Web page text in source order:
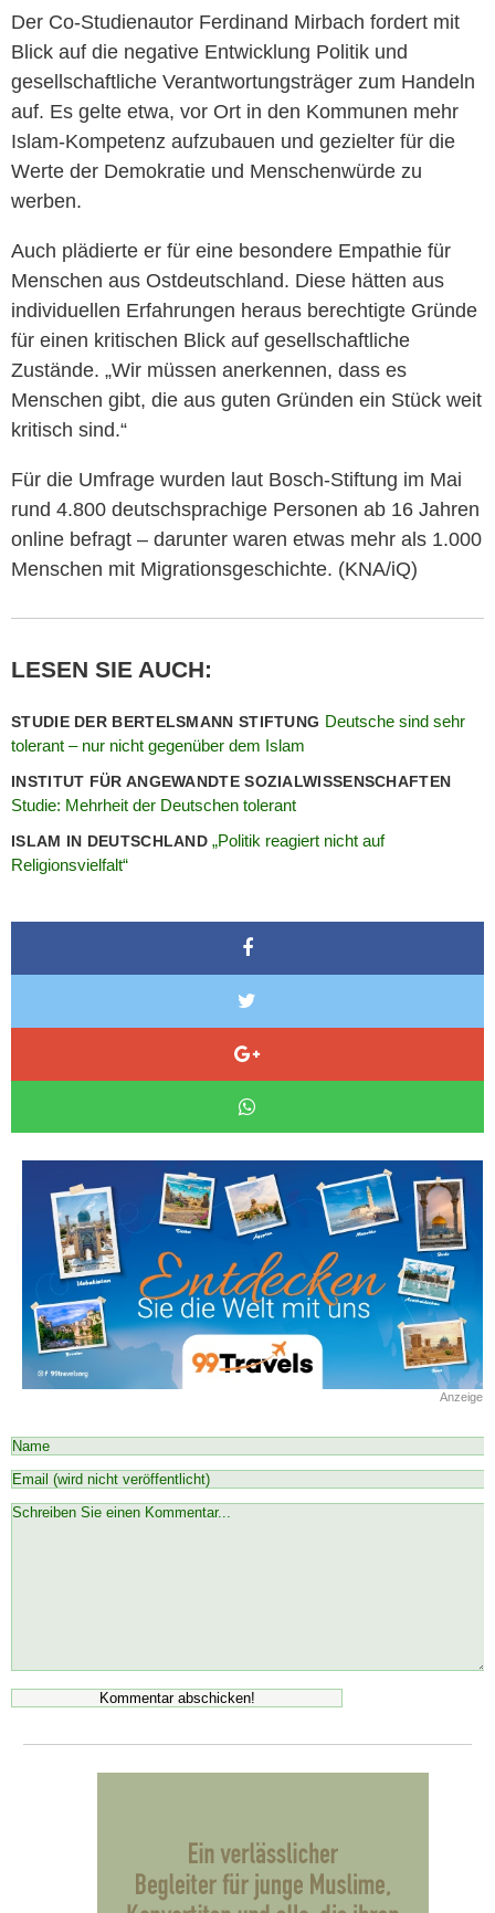
Der Co-Studienautor Ferdinand Mirbach fordert mit
Blick auf die negative Entwicklung Politik und
gesellschaftliche Verantwortungsträger zum Handeln
auf. Es gelte etwa, vor Ort in den Kommunen mehr
Islam-Kompetenz aufzubauen und gezielter für die
Werte der Demokratie und Menschenwürde zu
werben.
Auch plädierte er für eine besondere Empathie für
Menschen aus Ostdeutschland. Diese hätten aus
individuellen Erfahrungen heraus berechtigte Gründe
für einen kritischen Blick auf gesellschaftliche
Zustände. „Wir müssen anerkennen, dass es
Menschen gibt, die aus guten Gründen ein Stück weit
kritisch sind.“
Für die Umfrage wurden laut Bosch-Stiftung im Mai
rund 4.800 deutschsprachige Personen ab 16 Jahren
online befragt – darunter waren etwas mehr als 1.000
Menschen mit Migrationsgeschichte. (KNA/iQ)
LESEN SIE AUCH:
STUDIE DER BERTELSMANN STIFTUNG Deutsche sind sehr
tolerant – nur nicht gegenüber dem Islam
INSTITUT FÜR ANGEWANDTE SOZIALWISSENSCHAFTEN
Studie: Mehrheit der Deutschen tolerant
ISLAM IN DEUTSCHLAND„Politik reagiert nicht auf
Religionsvielfalt“
Anzeige